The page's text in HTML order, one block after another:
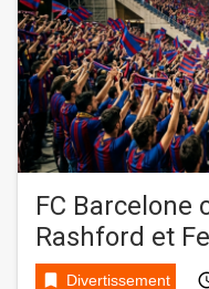
FC Barcelone
Rashford et
bookmark Divertissement